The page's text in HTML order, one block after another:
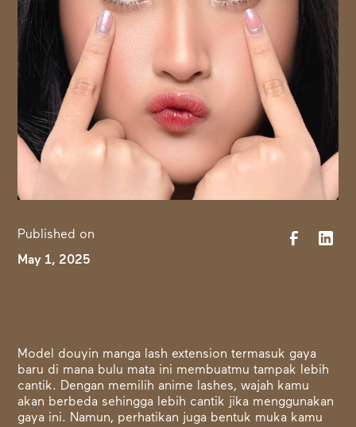
Published on
May 1, 2025
Model douyin manga lash extension termasuk gaya
baru di mana bulu mata ini membuatmu tampak lebih
cantik. Dengan memilih anime lashes, wajah kamu
akan berbeda sehingga lebih cantik jika menggunakan
gaya ini. Namun, perhatikan juga bentuk muka kamu